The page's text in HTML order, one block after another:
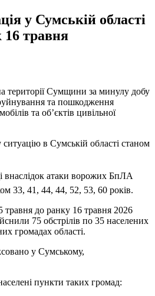
у Сумській області
16 травня
території Сумщини за минулу добу
та пошкодження
та об’єктів цивільної
в Сумській області станом
внаслідок атаки ворожих БпЛА
33, 41, 44, 44, 52, 53, 60 років.
до ранку 16 травня 2026
75 обстрілів по 35 населених
громадах області.
у Сумському,
пункти таких громад: